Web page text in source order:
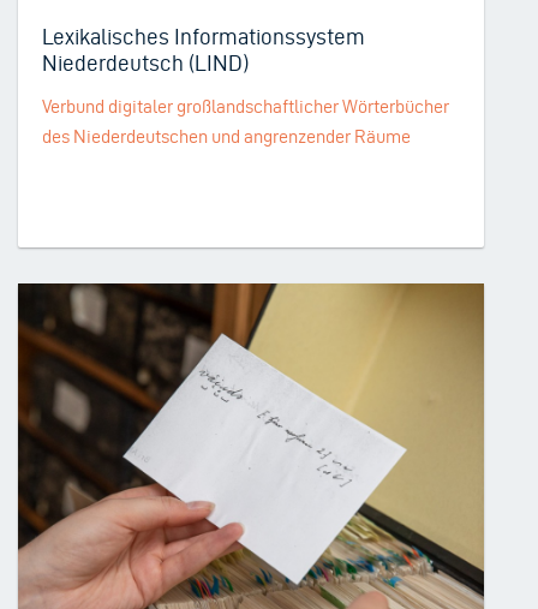
Lexikalisches Informationssystem
Niederdeutsch (LIND)
Verbund digitaler großlandschaftlicher Wörterbücher
des Niederdeutschen und angrenzender Räume